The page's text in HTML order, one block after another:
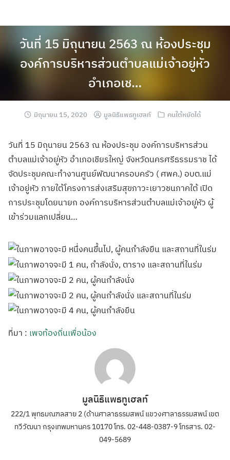
วันที่ 15 มิถุนายน 2563 ณ ห้องประชุม
องค์การบริหารส่วนตำบลแม่เจ้าอยู่หัว
อำเภอเช…
มิถุนายน 15, 2020 มูลนิธิแพธทูเฮลท์ คนใต้หยัดได้
วันที่ 15 มิถุนายน 2563 ณ ห้องประชุม องค์การบริหารส่วน
ตำบลแม่เจ้าอยู่หัว อำเภอเชียรใหญ่ จังหวัดนครศรีธรรมราช ได้
จัดประชุมคณะทำงานศูนย์พัฒนาครอบครัว ( ศพค.) อบต.แม่
เจ้าอยู่หัว ภายใต้โครงการส่งเสริมสุขภาวะเยาวชนภาคใต้ เปิด
การประชุมโดยนายก องค์การบริหารส่วนตำบลแม่เจ้าอยู่หัว ผู้
เข้าร่วมแลกเปลี่ยน…
ที่มา : เพจท้องถิ่นเพื่อน้อง
มูลนิธิแพธทูเฮลท์
222/1 พุทธมณฑลสาย 2 (ด้านศาลาธรรมสพน์ แขวงศาลาธรรมสพน์ เขต
ทวีวัฒนา กรุงเทพมหานคร 10170 โทร. 02-448-0387-9 โทรสาร. 02-
049-5689